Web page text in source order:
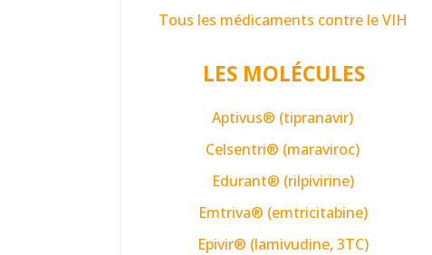
Tous les médicaments contre le VIH
LES MOLÉCULES
Aptivus® (tipranavir)
Celsentri® (maraviroc)
Edurant® (rilpivirine)
Emtriva® (emtricitabine)
Epivir® (lamivudine, 3TC)